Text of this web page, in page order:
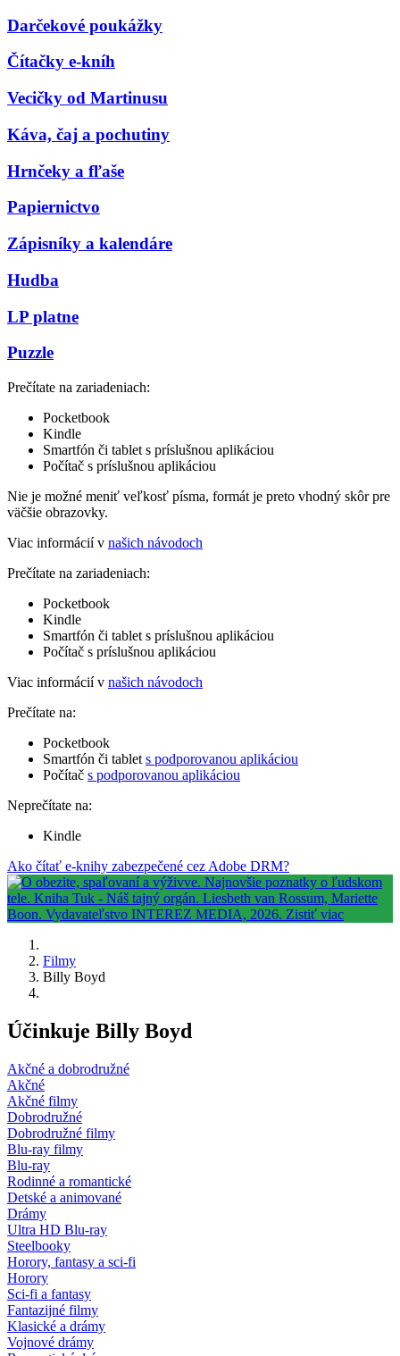
Darčekové poukážky
Čítačky e-kníh
Vecičky od Martinusu
Káva, čaj a pochutiny
Hrnčeky a fľaše
Papiernictvo
Zápisníky a kalendáre
Hudba
LP platne
Puzzle
Prečítate na zariadeniach:
Pocketbook
Kindle
Smartfón či tablet s príslušnou aplikáciou
Počítač s príslušnou aplikáciou
Nie je možné meniť veľkosť písma, formát je preto vhodný skôr pre
väčšie obrazovky.
Viac informácií v našich návodoch
Prečítate na zariadeniach:
Pocketbook
Kindle
Smartfón či tablet s príslušnou aplikáciou
Počítač s príslušnou aplikáciou
Viac informácií v našich návodoch
Prečítate na:
Pocketbook
Smartfón či tablet s podporovanou aplikáciou
Počítač s podporovanou aplikáciou
Neprečítate na:
Kindle
Ako čítať e-knihy zabezpečené cez Adobe DRM?
Filmy
Billy Boyd
Účinkuje Billy Boyd
Akčné a dobrodružné
Akčné
Akčné filmy
Dobrodružné
Dobrodružné filmy
Blu-ray filmy
Blu-ray
Rodinné a romantické
Detské a animované
Drámy
Ultra HD Blu-ray
Steelbooky
Horory, fantasy a sci-fi
Horory
Sci-fi a fantasy
Fantazijné filmy
Klasické a drámy
Vojnové drámy